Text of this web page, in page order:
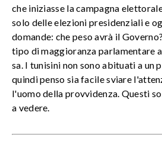
che iniziasse la campagna
solo delle elezioni presidenziali e
domande: che peso avrà il
tipo di maggioranza parlamentare
sa. I tunisini non sono abituati a un
quindi penso sia facile sviare
l'uomo della provvidenza. Questi
a vedere.